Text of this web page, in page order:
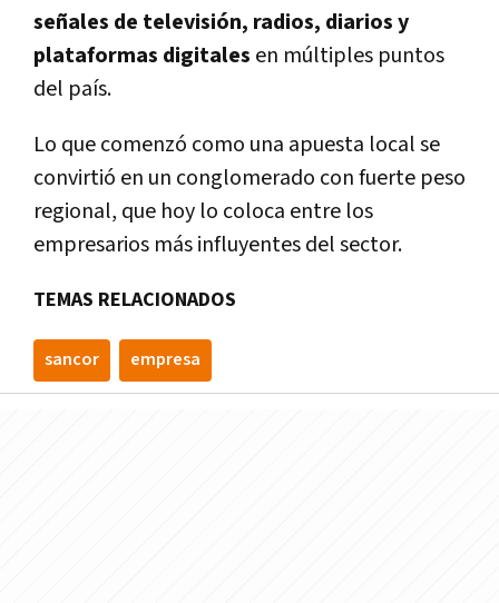
señales de televisión, radios, diarios y
plataformas digitales en múltiples puntos
del país.
Lo que comenzó como una apuesta local se
convirtió en un conglomerado con fuerte peso
regional, que hoy lo coloca entre los
empresarios más influyentes del sector.
TEMAS RELACIONADOS
sancor empresa